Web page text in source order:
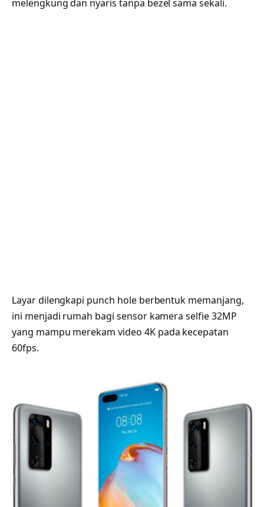
melengkung dan nyaris tanpa bezel sama sekali.
Layar dilengkapi punch hole berbentuk memanjang,
ini menjadi rumah bagi sensor kamera selfie 32MP
yang mampu merekam video 4K pada kecepatan
60fps.